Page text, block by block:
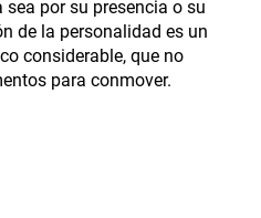
por su presencia o su
de la personalidad es un
considerable, que no
para conmover.